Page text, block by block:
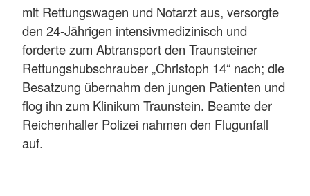
mit Rettungswagen und Notarzt aus, versorgte
den 24-Jährigen intensivmedizinisch und
forderte zum Abtransport den Traunsteiner
Rettungshubschrauber „Christoph 14“ nach; die
Besatzung übernahm den jungen Patienten und
flog ihn zum Klinikum Traunstein. Beamte der
Reichenhaller Polizei nahmen den Flugunfall
auf.